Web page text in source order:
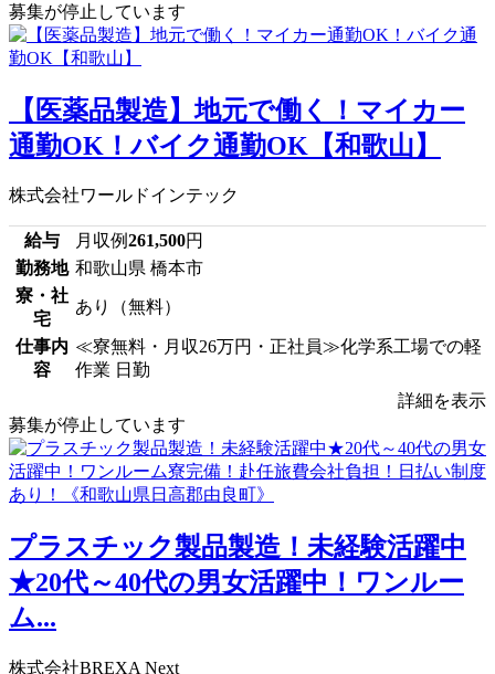
募集が停止しています
【医薬品製造】地元で働く！マイカー
通勤OK！バイク通勤OK【和歌山】
株式会社ワールドインテック
給与 月収例261,500円
勤務地 和歌山県 橋本市
寮・社
宅
あり（無料）
仕事内
容
≪寮無料・月収26万円・正社員≫化学系工場での軽
作業 日勤
詳細を表示
募集が停止しています
プラスチック製品製造！未経験活躍中
★20代～40代の男女活躍中！ワンルー
ム...
株式会社BREXA Next